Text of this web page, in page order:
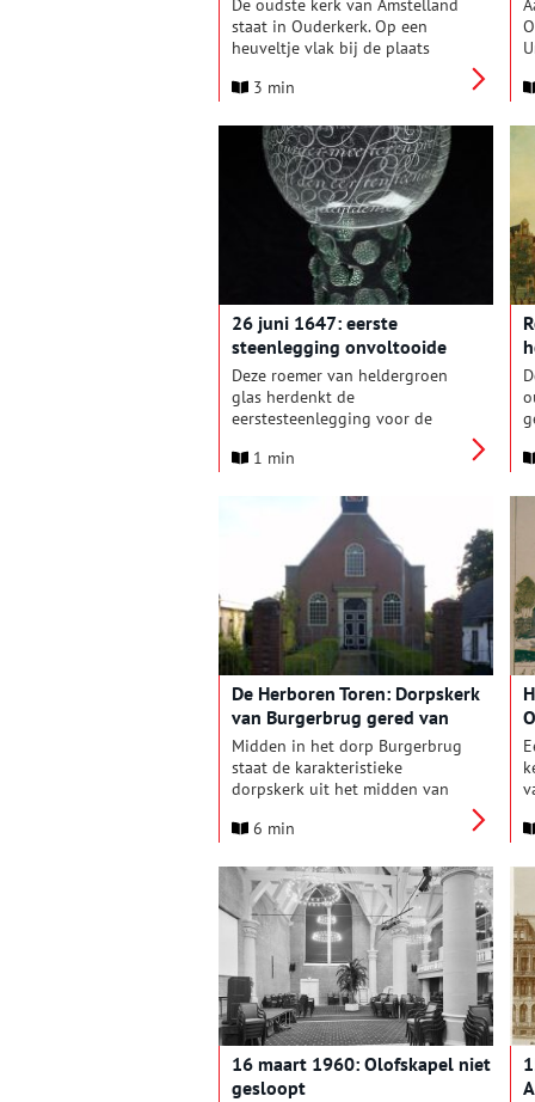
De oudste kerk van Amstelland
staat in Ouderkerk. Op een
heuveltje vlak bij de plaats
de Amstel. De allereerste kerk
niets van overgebleven. Men
vermoedt dat deze kerk rond
het jaar 1000 gebouwd is. De
Amstelkerk die er nu staat,
kwam gereed in 1775.
3 min
26 juni 1647: eerste
steenlegging onvoltooide
toren Nieuwe Kerk
Deze roemer van heldergroen
glas herdenkt de
eerstesteenlegging voor de
Nieuwe Kerk
1 min
De Herboren Toren: Dorpskerk
van Burgerbrug gered van
sloop
Midden in het dorp Burgerbrug
staat de karakteristieke
dorpskerk uit het midden van
jaren zestig van de vorige eeuw
karakteristieke gebouw met het
slanke torentje zou worden
gesloopt wegens
bouwvalligheid. Een aantal
Burgerbruggers kwam in het
geweer en zorgde er op
verschillende manieren voor dat
de sloop kon worden afgewend
en dat er geld kwam voor het
herstel van de kerk.
6 min
16 maart 1960: Olofskapel niet
gesloopt